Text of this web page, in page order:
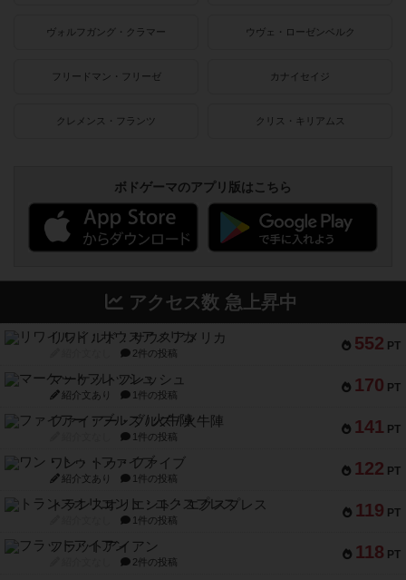
ヴォルフガング・クラマー ウヴェ・ローゼンベルク
フリードマン・フリーゼ カナイセイジ
クレメンス・フランツ クリス・キリアムス
ボドゲーマのアプリ版はこちら
アクセス数 急上昇中
552 PT
リワイルド：サウスアメリカ
2件の投稿
170 PT
マーケットフレッシュ
紹介文あり 1件の投稿
141 PT
ファイアー・ブルズ / 火牛陣
1件の投稿
122 PT
ワン・トゥ・ファイブ
紹介文あり 1件の投稿
119 PT
トランスオリエント・エクスプレス
1件の投稿
118 PT
フラットアイアン
2件の投稿